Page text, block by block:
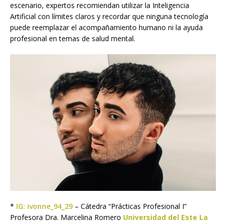
escenario, expertos recomiendan utilizar la Inteligencia
Artificial con límites claros y recordar que ninguna tecnología
puede reemplazar el acompañamiento humano ni la ayuda
profesional en temas de salud mental.
* IG: ivonne_94_29 – Cátedra “Prácticas Profesional I”
Profesora Dra. Marcelina Romero Universidad del Este La